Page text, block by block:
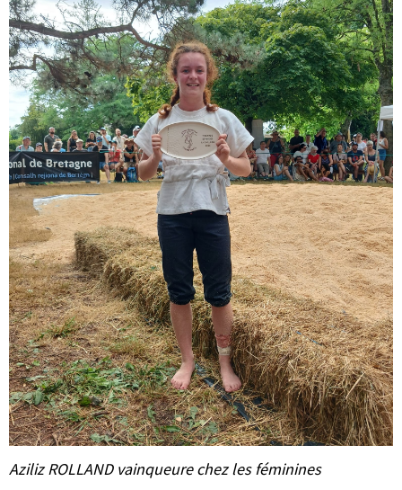
Aziliz ROLLAND vainqueure chez les féminines